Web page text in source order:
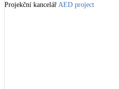
Projekční kancelář AED project